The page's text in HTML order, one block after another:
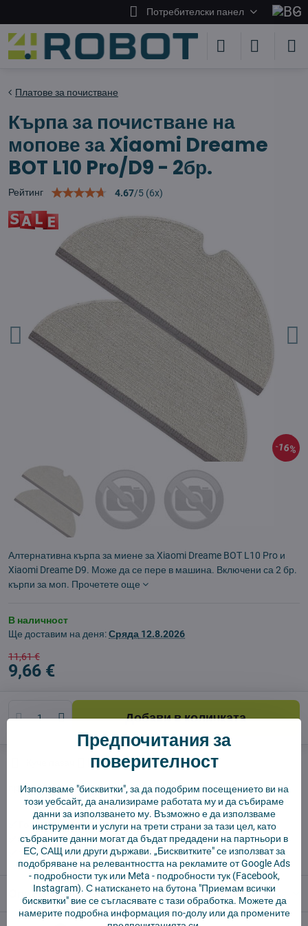
Потребителски панел
16%
Платове за почистване
Кърпа за почистване на
мопове за Xiaomi Dreame
BOT L10 Pro/D9 - 2бр.
Рейтинг 4.67/5 (6x)
Алтернативна кърпа за миене за Xiaomi Dreame BOT L10 Pro и
Xiaomi Dreame D9. Може да се пере в машина. Включени са 2 бр.
кърпи за моп. Прочетете още
В наличност
Ще доставим на деня:Сряда 12.8.2026
11,61 €
9,66 €
Добави в количката
Доставки
производител: Vysajto.sk
✅ Готов за изпращане веднага
✅ БЕЗПЛАТНА доставка над 55 EUR.
✅ 14 дни политика за връщане
Описание
Предпочитания за
поверителност
Използваме "бисквитки", за да подобрим посещението ви на
този уебсайт, да анализираме работата му и да събираме
данни за използването му. Възможно е да използваме
инструменти и услуги на трети страни за тази цел, като
събраните данни могат да бъдат предадени на партньори в
ЕС, САЩ или други държави. „Бисквитките" се използват за
подобряване на релевантността на рекламите от Google Ads
- подробности тукили Meta - подробности тук(Facebook,
Instagram). С натискането на бутона "Приемам всички
бисквитки" вие се съгласявате с тази обработка. Можете да
намерите подробна информация по-долу или да промените